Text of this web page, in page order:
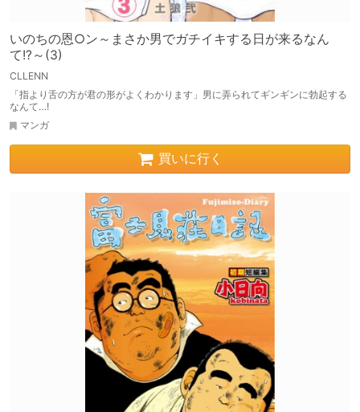
いのちの恩○ン～まさか男でガチイキする日が来るなん
て!?～(3)
CLLENN
「指より舌の方が君の形がよくわかります」男に弄られてギンギンに勃起する
なんて…!
マンガ
買いに行く